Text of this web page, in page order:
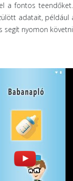
a fontos
adatait,
nyomon